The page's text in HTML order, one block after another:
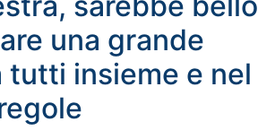
una grande
tutti insieme e nel